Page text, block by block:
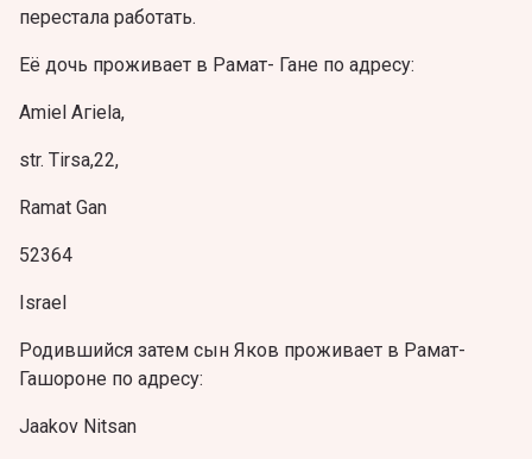
перестала работать.
Её дочь проживает в Рамат- Гане по адресу:
Аmiel Агiela,
str. Tirsa,22,
Ramat Gan
52364
Israel
Родившийся затем сын Яков проживает в Рамат-
Гашороне по адресу:
Jaakov Nitsan